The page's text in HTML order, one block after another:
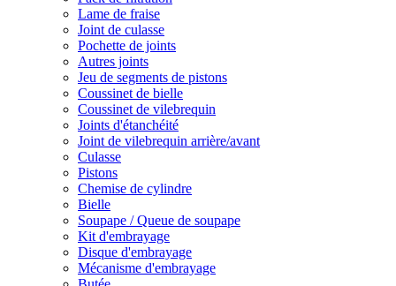
Lame de fraise
Joint de culasse
Pochette de joints
Autres joints
Jeu de segments de pistons
Coussinet de bielle
Coussinet de vilebrequin
Joints d'étanchéité
Joint de vilebrequin arrière/avant
Culasse
Pistons
Chemise de cylindre
Bielle
Soupape / Queue de soupape
Kit d'embrayage
Disque d'embrayage
Mécanisme d'embrayage